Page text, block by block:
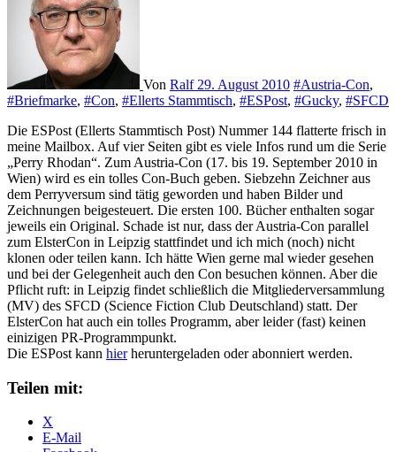
Von Ralf 29. August 2010 #Austria-Con,
#Briefmarke, #Con, #Ellerts Stammtisch, #ESPost, #Gucky, #SFCD
Die ESPost (Ellerts Stammtisch Post) Nummer 144 flatterte frisch in
meine Mailbox. Auf vier Seiten gibt es viele Infos rund um die Serie
„Perry Rhodan“. Zum Austria-Con (17. bis 19. September 2010 in
Wien) wird es ein tolles Con-Buch geben. Siebzehn Zeichner aus
dem Perryversum sind tätig geworden und haben Bilder und
Zeichnungen beigesteuert. Die ersten 100. Bücher enthalten sogar
jeweils ein Original. Schade ist nur, dass der Austria-Con parallel
zum ElsterCon in Leipzig stattfindet und ich mich (noch) nicht
klonen oder teilen kann. Ich hätte Wien gerne mal wieder gesehen
und bei der Gelegenheit auch den Con besuchen können. Aber die
Pflicht ruft: in Leipzig findet schließlich die Mitgliederversammlung
(MV) des SFCD (Science Fiction Club Deutschland) statt. Der
ElsterCon hat auch ein tolles Programm, aber leider (fast) keinen
einizigen PR-Programmpunkt.
Die ESPost kann hierheruntergeladen oder abonniert werden.
Teilen mit:
X
E-Mail